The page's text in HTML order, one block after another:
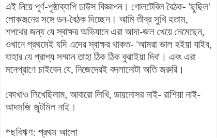
এই নিয়ে পূর্ণ-পৃষ্ঠাব্যাপি ঢাউস বিজ্ঞাপন। গোলটেবিল বৈঠক- 'ছুছিল'
লোকজনের সঙ্গে ডন-বৈঠক দিচ্ছেন। আমি তীব্র সুখি হতাম,
শপথের জন্য যে স্বাক্ষর অভিযানে এরা আদা-জল খেয়ে নেমেছেন,
ওখানে প্রথমেই যদি এদের স্বাক্ষর থাকত- 'আমরা ভাল হইয়া যাইব,
যাহার যে প্রাপ্য সম্মান তাহা ঠিক ঠিক বুঝাইয়া দিব'। এবং এরা
মনেপ্রাণে চাইবেন যে, নিজেদেরই বদলানোটা অতি জরুরি।
কোখাও লিখেছিলাম, আবারো লিখি, ডায়নোসর নাই- রাশিয়া নাই-
আদমজি জুটমিল নাই।
*ছবিঋণ: প্রথম আলো